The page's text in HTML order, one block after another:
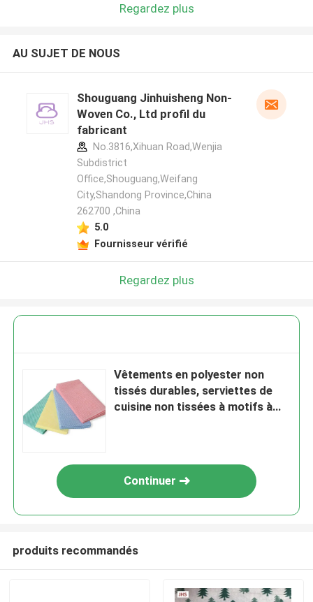
Regardez plus
AU SUJET DE NOUS
Shouguang Jinhuisheng Non-
Woven Co., Ltd profil du
fabricant
No.3816,Xihuan Road,Wenjia
Subdistrict
Office,Shouguang,Weifang
City,Shandong Province,China
262700 ,China
5.0
Fournisseur vérifié
Regardez plus
Vêtements en polyester non
tissés durables, serviettes de
cuisine non tissées à motifs à
Continuer
produits recommandés